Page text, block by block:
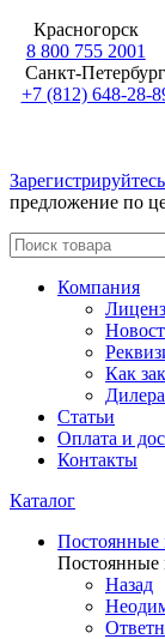
Красногорск
8 800 755 2001
Санкт-Петербург
+7 (812) 648-28-
Зарегистрируйтесь
предложение по
Компания
Как
Статьи
Оплата и
Контакты
Каталог
Постоянные
Постоянные
Назад